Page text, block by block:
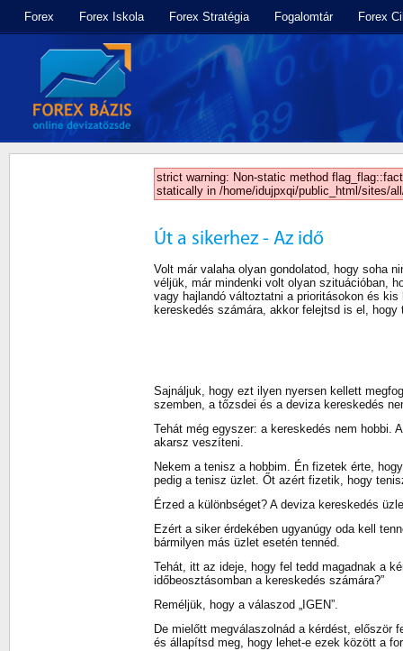
Forex Forex Iskola Forex Stratégia Fogalomtár Forex
strict warning: Non-static method
statically in /home/idujpxqi/public_html/sites/
Út a sikerhez - Az idő
Volt már valaha olyan gondolatod, hogy soha
véljük, már mindenki volt olyan szituációban,
vagy hajlandó változtatni a prioritásokon és
kereskedés számára, akkor felejtsd is el, hogy
Sajnáljuk, hogy ezt ilyen nyersen kellett
szemben, a tőzsdei és a deviza kereskedés
Tehát még egyszer: a kereskedés nem hobbi.
akarsz veszíteni.
Nekem a tenisz a hobbim. Én fizetek érte,
pedig a tenisz üzlet. Őt azért fizetik, hogy
Érzed a különbséget? A deviza kereskedés
Ezért a siker érdekében ugyanúgy oda kell
bármilyen más üzlet esetén tennéd.
Tehát, itt az ideje, hogy fel tedd magadnak a
időbeosztásomban a kereskedés számára?”
Reméljük, hogy a válaszod „IGEN”.
De mielőtt megválaszolnád a kérdést, először
és állapítsd meg, hogy lehet-e ezek között a